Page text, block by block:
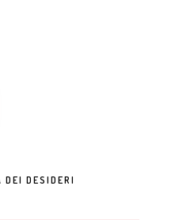
DEI DESIDERI